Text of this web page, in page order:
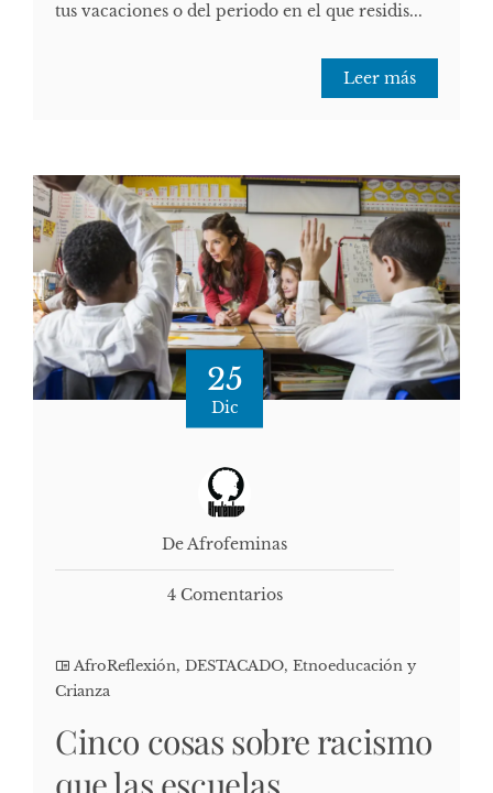
tus vacaciones o del periodo en el que residis...
Leer más
25
Dic
De Afrofeminas
4 Comentarios
AfroReflexión, DESTACADO, Etnoeducación y
Crianza
Cinco cosas sobre racismo
que las escuelas